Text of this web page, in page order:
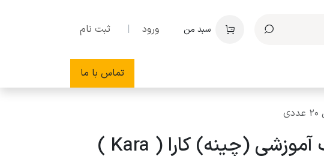
سبد من ورود | ثبت نام
تماس با ما
مکعب آموزشی (چینه) کارا ( Kara )